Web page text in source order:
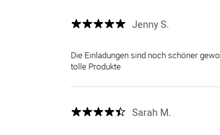
Jenny S.
Die Einladungen sind noch schöner
tolle Produkte
Sarah M.